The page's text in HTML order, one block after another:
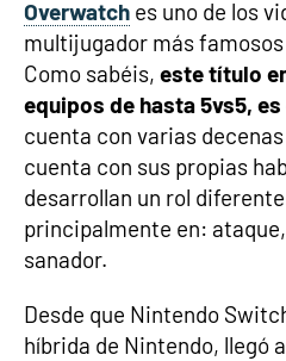
Overwatch es uno de los
multijugador más
Como sabéis, este título
equipos de hasta 5vs5,
cuenta con varias
cuenta con sus propias
desarrollan un rol
principalmente en:
sanador.
Desde que Nintendo
híbrida de Nintendo, llegó